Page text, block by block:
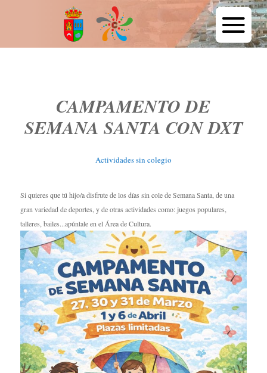
CAMPAMENTO DE
SEMANA SANTA CON DXT
Actividades sin colegio
Si quieres que tú hijo/a disfrute de los días sin cole de Semana Santa, de una
gran variedad de deportes, y de otras actividades como: juegos populares,
talleres, bailes...apúntale en el Área de Cultura.